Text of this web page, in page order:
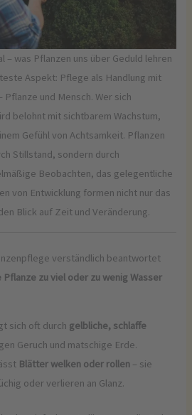
– was Pflanzen uns über Geduld lehren
Aspekt: Pflege als Handlung mit
und Mensch. Wer sich
belohnt mit sichtbarem Wachstum,
Gefühl von Achtsamkeit. Pflanzen
Stillstand, sondern durch
Beobachten, das gelegentliche
von Entwicklung formen nicht nur das
Blick auf Zeit und Veränderung.
verständlich beantwortet
zu viel oder zu wenig Wasser
sich oft durch gelbliche, schlaffe
Geruch und matschige Erde.
Blätter welken oder rollen – sie
oder verlieren an Glanz.